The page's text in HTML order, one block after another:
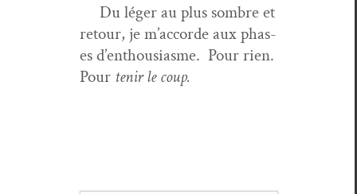
Du léger au plus som­bre et
retour, je m’accorde aux phas­
es d’enthousiasme. Pour rien.
Pour tenir le coup.